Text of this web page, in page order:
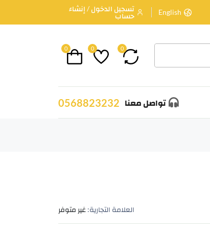
English
تسجيل الدخول / إنشاء
حساب
0
0
0
تواصل معنا 0568823232
العلامة التجارية: غير متوفر